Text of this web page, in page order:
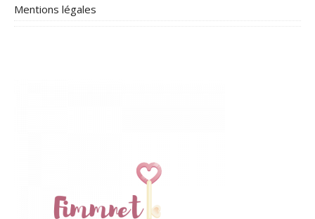
Mentions légales